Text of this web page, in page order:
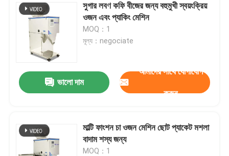
সুগার লবণ কফি বীজের জন্য বহুমুখী স্বয়ংক্রিয়
ওজন এবং প্যাকিং মেশিন
MOQ：1
মূল্য：negociate
ভালো দাম
আমাদের সাথে যোগাযোগ
করুন
মাল্টি ফাংশন চা ওজন মেশিন ছোট প্যাকেট মশলা
বাদাম শস্য জন্য
MOQ：1